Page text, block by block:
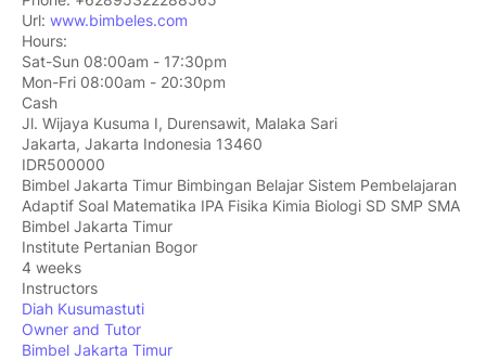
Url: www.bimbeles.com
Hours:
Sat-Sun 08:00am - 17:30pm
Mon-Fri 08:00am - 20:30pm
Cash
Jl. Wijaya Kusuma I, Durensawit, Malaka Sari
Jakarta, Jakarta Indonesia 13460
IDR500000
Bimbel Jakarta Timur Bimbingan Belajar Sistem Pembelajaran
Adaptif Soal Matematika IPA Fisika Kimia Biologi SD SMP SMA
Bimbel Jakarta Timur
Institute Pertanian Bogor
4 weeks
Instructors
Diah Kusumastuti
Owner and Tutor
Bimbel Jakarta Timur